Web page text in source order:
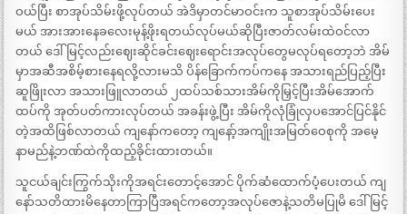
ဝယ်ပြီး စာအုပ်သိမ်းဖို့လုပ်တယ် အဲဒိမှာတင်မာဝင်းက သူစာအုပ်သိမ်းပေး
မယ် အားအားနေခလေးမုန့်ဖိုးရတယ်လုပ်မယ်ဆိုပြီးဇာတ်လမ်းထဲဝင်လာ
တယ် ဒေါ်မြင့်လည်းဈေးဆိုင်ခင်းဈေးရောင်းအလုပ်တွေမလုပ်ရတော့ဘဲ အိမ်
မှာအဆီအစိမ့်စားနေရလို့လားမသိ ပိန်ခြောက်ကပ်ကနေ အသားရည်ပြည့်ပြီး
ဆူဖြိုးလာ အသားဖြူလာတယ် ၂ထပ်သစ်သားအိမ်ကိုမြှင့်ပြီးအိမ်အောက်
ထပ်ကို အုတ်ပတ်ကားလုပ်တယ် အခန်းဖွဲ့ပြီး အိမ်ကိုလုံခြုံလှပအောင်ပြင်နိုင်
တဲ့အထိဖြစ်လာတယ် ကျနော်ကတော့ ကျနော့်အကျိုးအမြတ်ဝေစုကို အမေ့
နာမည်နဲ့ဘဏ်ထဲကိုထည့်ခိုင်းထားတယ်။
သူငယ်ချင်းကြွက်သိုးကိုအရင်းတောင့်အောင် ပိုက်ဆံထောက်ပံ့ပေးတယ် ကျ
နော်သတိထားမိနေတာကြာပြီအရင်ကတော့အလုပ်ဇောနဲ့သတိမပြုမိ ဒေါ်မြင့်